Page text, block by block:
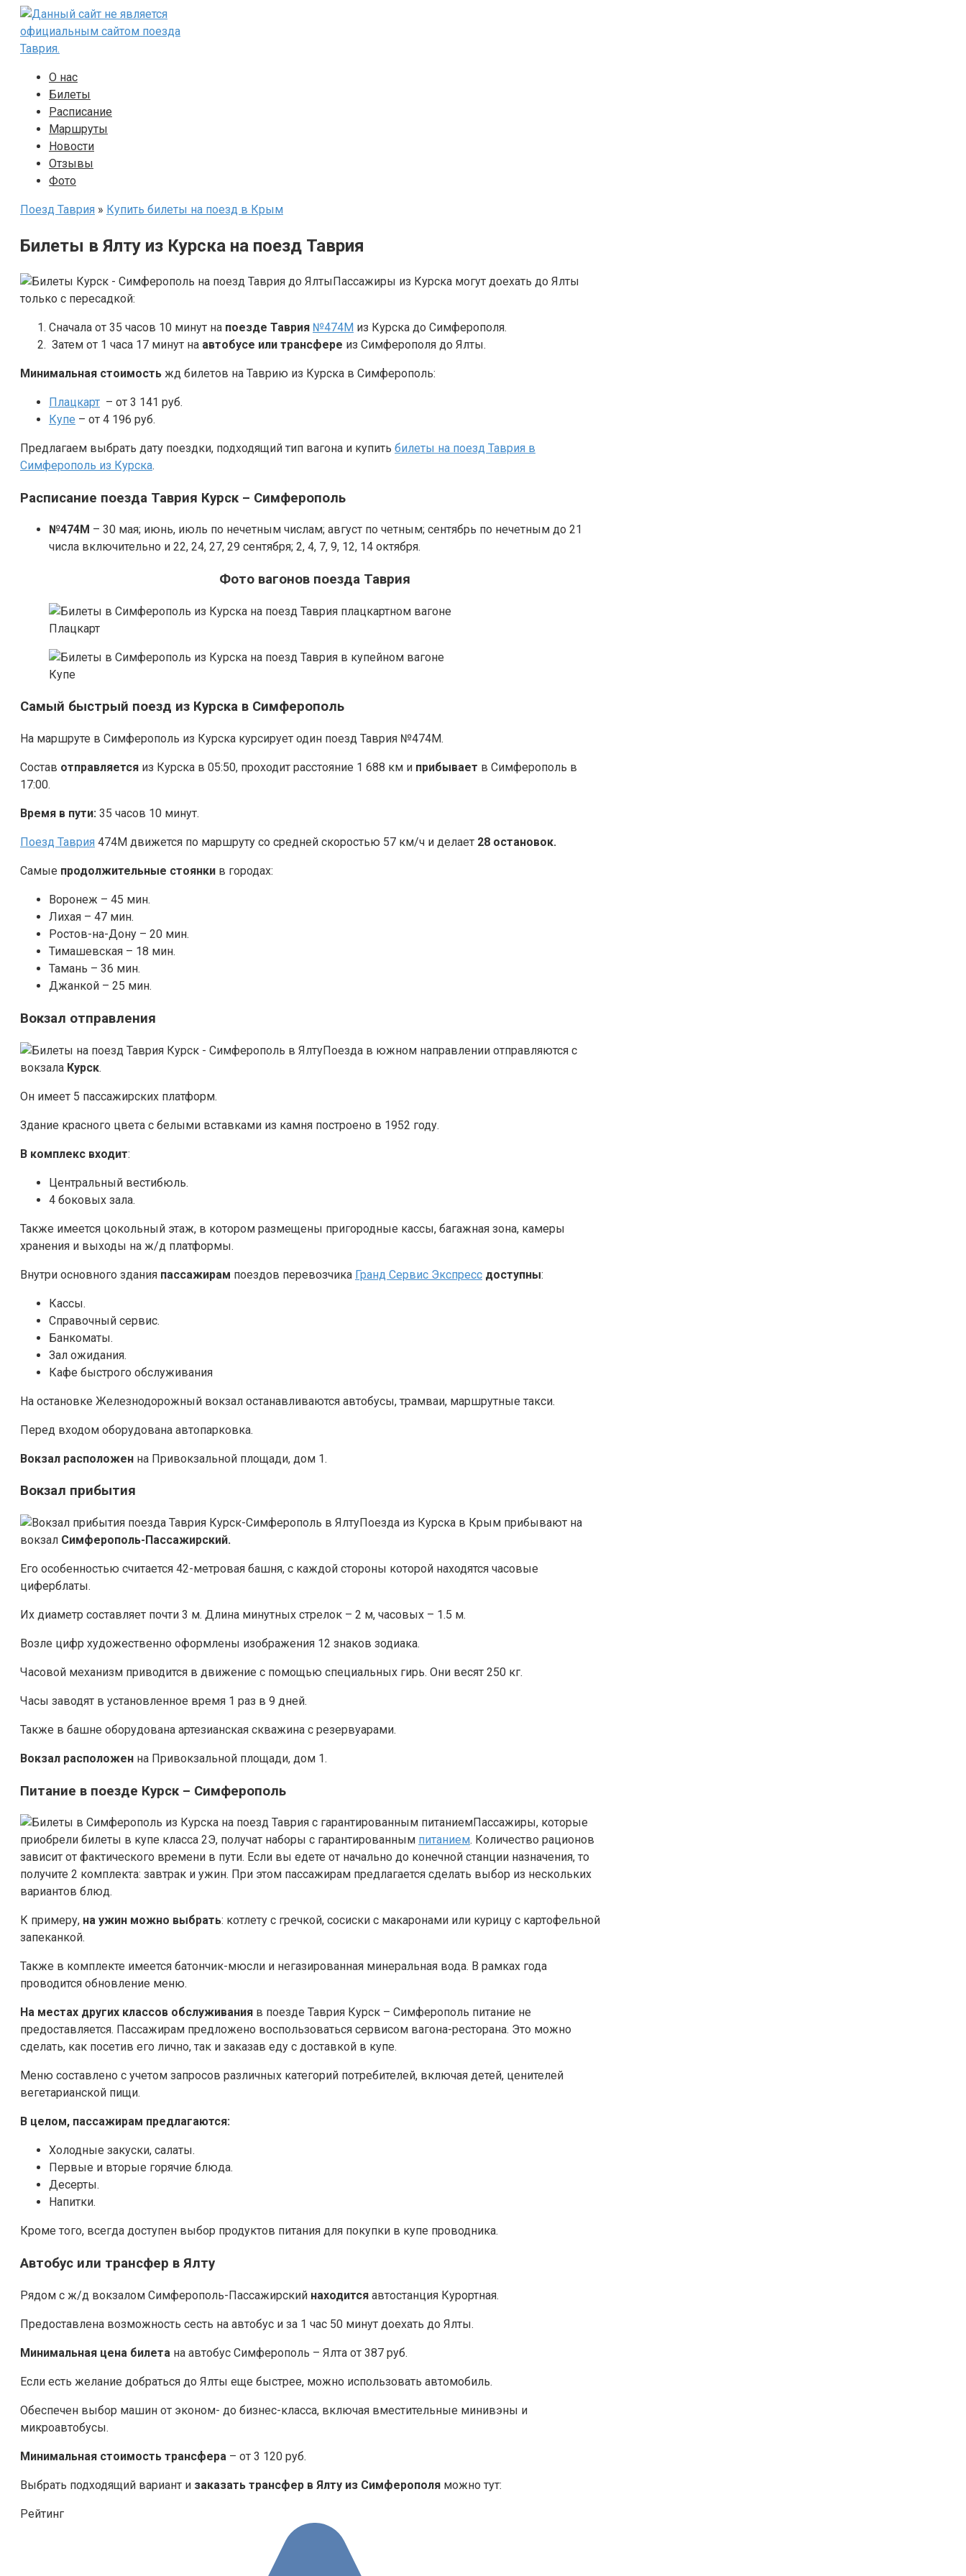
Перейти
контенту
О нас
Билеты
Расписание
Маршруты
Новости
Отзывы
Фото
Поезд Таврия » Купить билеты на поезд в Крым
Билеты в Ялту из Курска на поезд Таврия
Пассажиры из Курска могут доехать до Ялты
только с пересадкой:
Сначала от 35 часов 10 минут на поезде Таврия №474М из Курска до Симферополя.
Затем от 1 часа 17 минут на автобусе или трансфере из Симферополя до Ялты.
Минимальная стоимость жд билетов на Таврию из Курска в Симферополь:
Плацкарт – от 3 141 руб.
Купе – от 4 196 руб.
Предлагаем выбрать дату поездки, подходящий тип вагона и купить билеты на поезд Таврия в
Симферополь из Курска.
Расписание поезда Таврия Курск – Симферополь
№474М – 30 мая; июнь, июль по нечетным числам; август по четным; сентябрь по нечетным до 21
числа включительно и 22, 24, 27, 29 сентября; 2, 4, 7, 9, 12, 14 октября.
Фото вагонов поезда Таврия
Плацкарт
Купе
Самый быстрый поезд из Курска в Симферополь
На маршруте в Симферополь из Курска курсирует один поезд Таврия №474М.
Состав отправляется из Курска в 05:50, проходит расстояние 1 688 км и прибывает в Симферополь в
17:00.
Время в пути: 35 часов 10 минут.
Поезд Таврия 474М движется по маршруту со средней скоростью 57 км/ч и делает 28 остановок.
Самые продолжительные стоянки в городах:
Воронеж – 45 мин.
Лихая – 47 мин.
Ростов-на-Дону – 20 мин.
Тимашевская – 18 мин.
Тамань – 36 мин.
Джанкой – 25 мин.
Вокзал отправления
Поезда в южном направлении отправляются с
вокзала Курск.
Он имеет 5 пассажирских платформ.
Здание красного цвета с белыми вставками из камня построено в 1952 году.
В комплекс входит:
Центральный вестибюль.
4 боковых зала.
Также имеется цокольный этаж, в котором размещены пригородные кассы, багажная зона, камеры
хранения и выходы на ж/д платформы.
Внутри основного здания пассажирам поездов перевозчика Гранд Сервис Экспресс доступны:
Кассы.
Справочный сервис.
Банкоматы.
Зал ожидания.
Кафе быстрого обслуживания
На остановке Железнодорожный вокзал останавливаются автобусы, трамваи, маршрутные такси.
Перед входом оборудована автопарковка.
Вокзал расположен на Привокзальной площади, дом 1.
Вокзал прибытия
Поезда из Курска в Крым прибывают на
вокзал Симферополь-Пассажирский.
Его особенностью считается 42-метровая башня, с каждой стороны которой находятся часовые
циферблаты.
Их диаметр составляет почти 3 м. Длина минутных стрелок – 2 м, часовых – 1.5 м.
Возле цифр художественно оформлены изображения 12 знаков зодиака.
Часовой механизм приводится в движение с помощью специальных гирь. Они весят 250 кг.
Часы заводят в установленное время 1 раз в 9 дней.
Также в башне оборудована артезианская скважина с резервуарами.
Вокзал расположен на Привокзальной площади, дом 1.
Питание в поезде Курск – Симферополь
Пассажиры, которые
приобрели билеты в купе класса 2Э, получат наборы с гарантированным питанием. Количество рационов
зависит от фактического времени в пути. Если вы едете от начально до конечной станции назначения, то
получите 2 комплекта: завтрак и ужин. При этом пассажирам предлагается сделать выбор из нескольких
вариантов блюд.
К примеру, на ужин можно выбрать: котлету с гречкой, сосиски с макаронами или курицу с картофельной
запеканкой.
Также в комплекте имеется батончик-мюсли и негазированная минеральная вода. В рамках года
проводится обновление меню.
На местах других классов обслуживания в поезде Таврия Курск – Симферополь питание не
предоставляется. Пассажирам предложено воспользоваться сервисом вагона-ресторана. Это можно
сделать, как посетив его лично, так и заказав еду с доставкой в купе.
Меню составлено с учетом запросов различных категорий потребителей, включая детей, ценителей
вегетарианской пищи.
В целом, пассажирам предлагаются:
Холодные закуски, салаты.
Первые и вторые горячие блюда.
Десерты.
Напитки.
Кроме того, всегда доступен выбор продуктов питания для покупки в купе проводника.
Автобус или трансфер в Ялту
Рядом с ж/д вокзалом Симферополь-Пассажирский находится автостанция Курортная.
Предоставлена возможность сесть на автобус и за 1 час 50 минут доехать до Ялты.
Минимальная цена билета на автобус Симферополь – Ялта от 387 руб.
Если есть желание добраться до Ялты еще быстрее, можно использовать автомобиль.
Обеспечен выбор машин от эконом- до бизнес-класса, включая вместительные минивэны и
микроавтобусы.
Минимальная стоимость трансфера – от 3 120 руб.
Выбрать подходящий вариант и заказать трансфер в Ялту из Симферополя можно тут:
Рейтинг